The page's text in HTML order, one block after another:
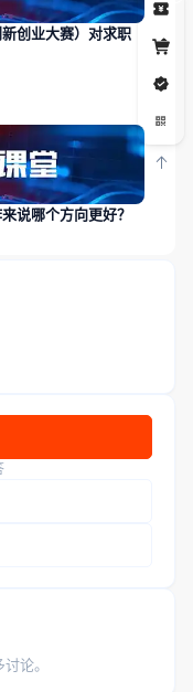
创业大赛）对求职
说哪个方向更好？
论。